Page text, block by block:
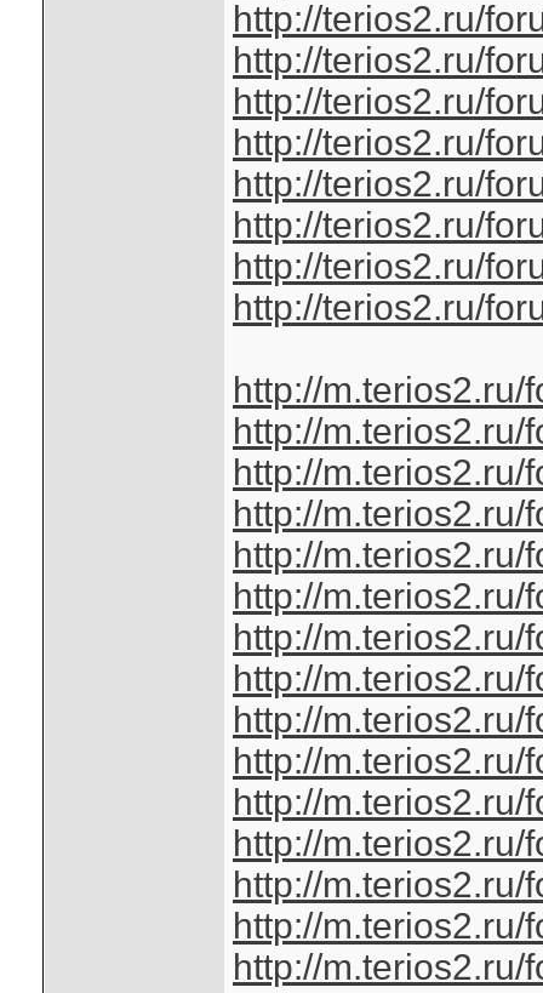
http://terios2.ru/
http://terios2.ru/
http://terios2.ru/
http://terios2.ru/
http://terios2.ru/
http://terios2.ru/
http://terios2.ru/
http://terios2.ru/
http://
http://
http://
http://
http://
http://
http://
http://
http://
http://
http://
http://
http://
http://
http://